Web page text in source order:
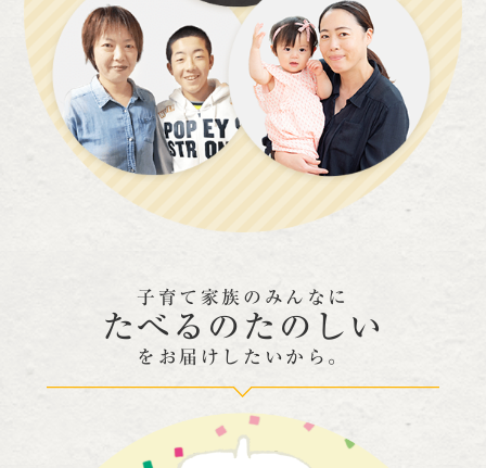
子育て家族のみんなに
たべるのたのしい
をお届けしたいから。